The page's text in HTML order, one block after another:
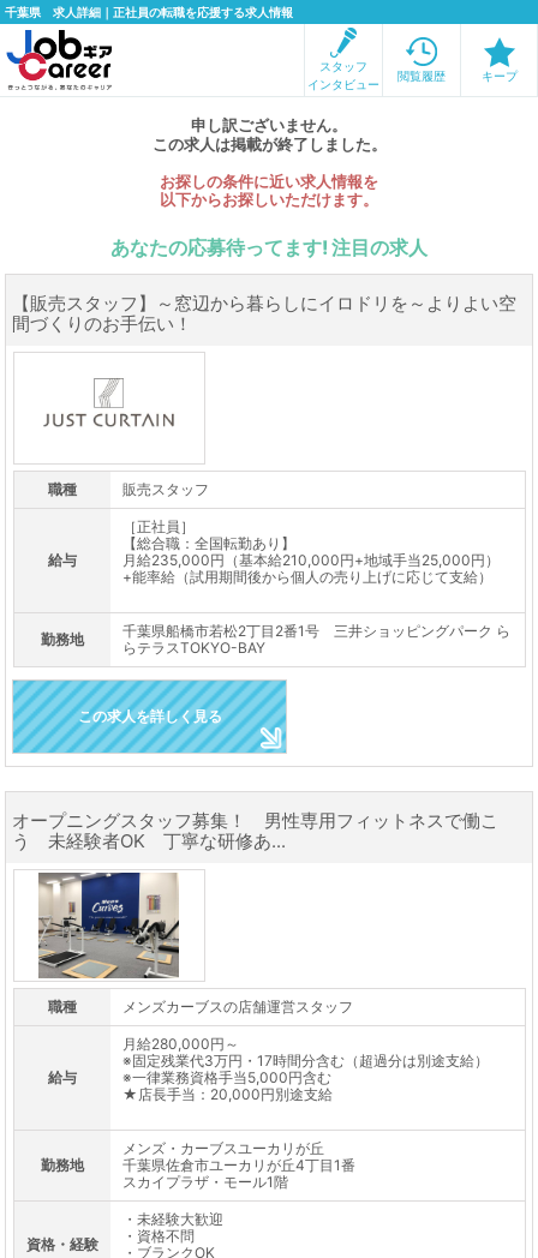
千葉県 求人詳細｜正社員の転職を応援する求人情報
スタッフ
インタビュー
閲覧履歴 キープ
申し訳ございません。
この求人は掲載が終了しました。
お探しの条件に近い求人情報を
以下からお探しいただけます。
あなたの応募待ってます! 注目の求人
【販売スタッフ】～窓辺から暮らしにイロドリを～よりよい空
間づくりのお手伝い！
職種 販売スタッフ
給与
［正社員］
【総合職：全国転勤あり】
月給235,000円（基本給210,000円+地域手当25,000円）
+能率給（試用期間後から個人の売り上げに応じて支給）
勤務地
千葉県船橋市若松2丁目2番1号 三井ショッピングパーク ら
らテラスTOKYO-BAY
この求人を詳しく見る
オープニングスタッフ募集！ 男性専用フィットネスで働こ
う 未経験者OK 丁寧な研修あ...
職種 メンズカーブスの店舗運営スタッフ
給与
月給280,000円～
※固定残業代3万円・17時間分含む（超過分は別途支給）
※一律業務資格手当5,000円含む
★店長手当：20,000円別途支給
勤務地
メンズ・カーブスユーカリが丘
千葉県佐倉市ユーカリが丘4丁目1番
スカイプラザ・モール1階
資格・経験
・未経験大歓迎
・資格不問
・ブランクOK